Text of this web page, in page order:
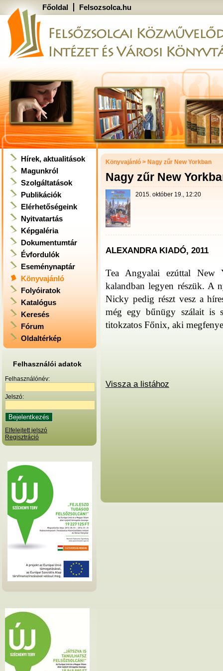
Főoldal Felsozsolca.hu
Hírek, aktualitások
Magunkról
Szolgáltatások
Publikációk
Elérhetőségeink
Nyitvatartás
Képgaléria
Dokumentumtár
Évfordulók
Eseménynaptár
Könyvajánló
Folyóiratok
Katalógus
Keresés
Fórum
Oldaltérkép
Felhasználói adatok
Felhasználónév:
Jelszó:
Elfelejtett jelszó
Regisztráció
Könyvajánló > Nagy zűr New Yorkban
Nagy zűr New
2015. október 19., 12:20
ALEXANDRA KIADÓ, 2011
Tea Angyalai ezúttal New
kalandban legyen részük. A
Nicky pedig részt vesz a
még egy bűnügy szálait is
titokzatos Főnix, aki
Vissza a listához